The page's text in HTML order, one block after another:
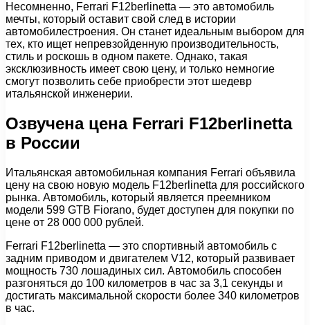
Несомненно, Ferrari F12berlinetta — это автомобиль
мечты, который оставит свой след в истории
автомобилестроения. Он станет идеальным выбором для
тех, кто ищет непревзойденную производительность,
стиль и роскошь в одном пакете. Однако, такая
эксклюзивность имеет свою цену, и только немногие
смогут позволить себе приобрести этот шедевр
итальянской инженерии.
Озвучена цена Ferrari F12berlinetta
в России
Итальянская автомобильная компания Ferrari объявила
цену на свою новую модель F12berlinetta для российского
рынка. Автомобиль, который является преемником
модели 599 GTB Fiorano, будет доступен для покупки по
цене от 28 000 000 рублей.
Ferrari F12berlinetta — это спортивный автомобиль с
задним приводом и двигателем V12, который развивает
мощность 730 лошадиных сил. Автомобиль способен
разгоняться до 100 километров в час за 3,1 секунды и
достигать максимальной скорости более 340 километров
в час.